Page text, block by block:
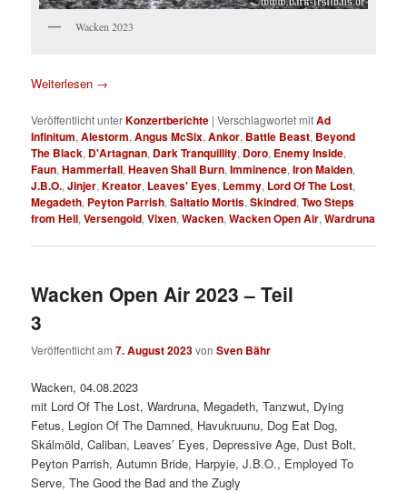
Wacken 2023
Weiterlesen →
Veröffentlicht unterKonzertberichte |Verschlagwortet mitAd
Infinitum,Alestorm,Angus McSix,Ankor, Battle Beast, Beyond
The Black, D'Artagnan, Dark Tranquillity, Doro, Enemy Inside,
Faun,Hammerfall,Heaven Shall Burn,Imminence,Iron Maiden,
J.B.O.,Jinjer,Kreator, Leaves' Eyes, Lemmy, Lord Of The Lost,
Megadeth, Peyton Parrish,Saltatio Mortis,Skindred,Two Steps
from Hell,Versengold,Vixen,Wacken,Wacken Open Air,Wardruna
Wacken Open Air 2023 – Teil
3
Veröffentlicht am7. August 2023vonSven Bähr
Wacken, 04.08.2023
mit Lord Of The Lost, Wardruna, Megadeth, Tanzwut, Dying
Fetus, Legion Of The Damned, Havukruunu, Dog Eat Dog,
Skálmöld, Caliban, Leaves’ Eyes, Depressive Age, Dust Bolt,
Peyton Parrish, Autumn Bride, Harpyie, J.B.O., Employed To
Serve, The Good the Bad and the Zugly